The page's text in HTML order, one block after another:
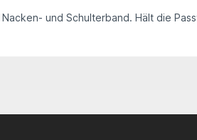
und Schulterband. Hält die